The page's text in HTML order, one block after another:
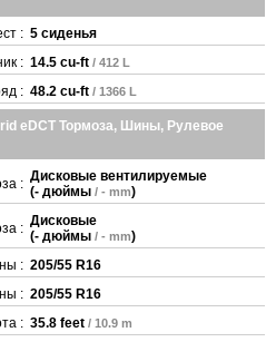
: 5 сиденья
: 14.5 cu-ft / 412 L
: 48.2 cu-ft / 1366 L
eDCT Тормоза, Шины, Рулевое
: Дисковые вентилируемые
(- дюймы / - mm)
: Дисковые
(- дюймы / - mm)
: 205/55 R16
: 205/55 R16
: 35.8 feet / 10.9 m